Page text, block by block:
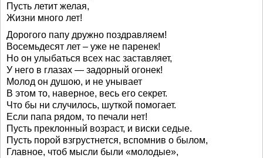
Пусть летит желая,
Жизни много лет!
Дорогого папу дружно поздравляем!
Восемьдесят лет – уже не паренек!
Но он улыбаться всех нас заставляет,
У него в глазах — задорный огонек!
Молод он душою, и не унывает
В этом то, наверное, весь его секрет.
Что бы ни случилось, шуткой помогает.
Если папа рядом, то печали нет!
Пусть преклонный возраст, и виски седые.
Пусть порой взгрустнется, вспомнив о былом,
Главное, чтоб мысли были «молодые»,